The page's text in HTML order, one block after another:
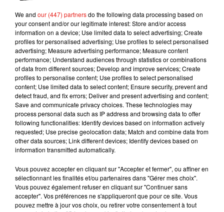
Teheran. Pour rappel, comme dans de nombreux pays
musulmans, le chien est considéré comme impur en Iran
mais la loi n’interdit pas d’en posséder.
Musique
6 août 2026
Karol G dévoile la tracklist de son nouvel
album… avec des invités...
Benny Blanco invite Selena Gomez et
Becky G sur son nouveau single
We and our (447) partnersdo the following data processing based on
your consent and/or our legitimate interest: Store and/or access
information on a device; Use limited data to select advertising; Create
profiles for personalised advertising; Use profiles to select personalised
advertising; Measure advertising performance; Measure content
performance; Understand audiences through statistics or combinations
of data from different sources; Develop and improve services; Create
profiles to personalise content; Use profiles to select personalised
content; Use limited data to select content; Ensure security, prevent and
detect fraud, and fix errors; Deliver and present advertising and content;
Save and communicate privacy choices. These technologies may
process personal data such as IP address and browsing data to offer
following functionalities: Identify devices based on information actively
requested; Use precise geolocation data; Match and combine data from
other data sources; Link different devices; Identify devices based on
information transmitted automatically.
Vous pouvez accepter en cliquant sur "Accepter et fermer", ou affiner en
sélectionnant les finalités et/ou partenaires dans "Gérer mes choix".
Vous pouvez également refuser en cliquant sur "Continuer sans
accepter". Vos préférences ne s'appliqueront que pour ce site. Vous
pouvez mettre à jour vos choix, ou retirer votre consentement à tout